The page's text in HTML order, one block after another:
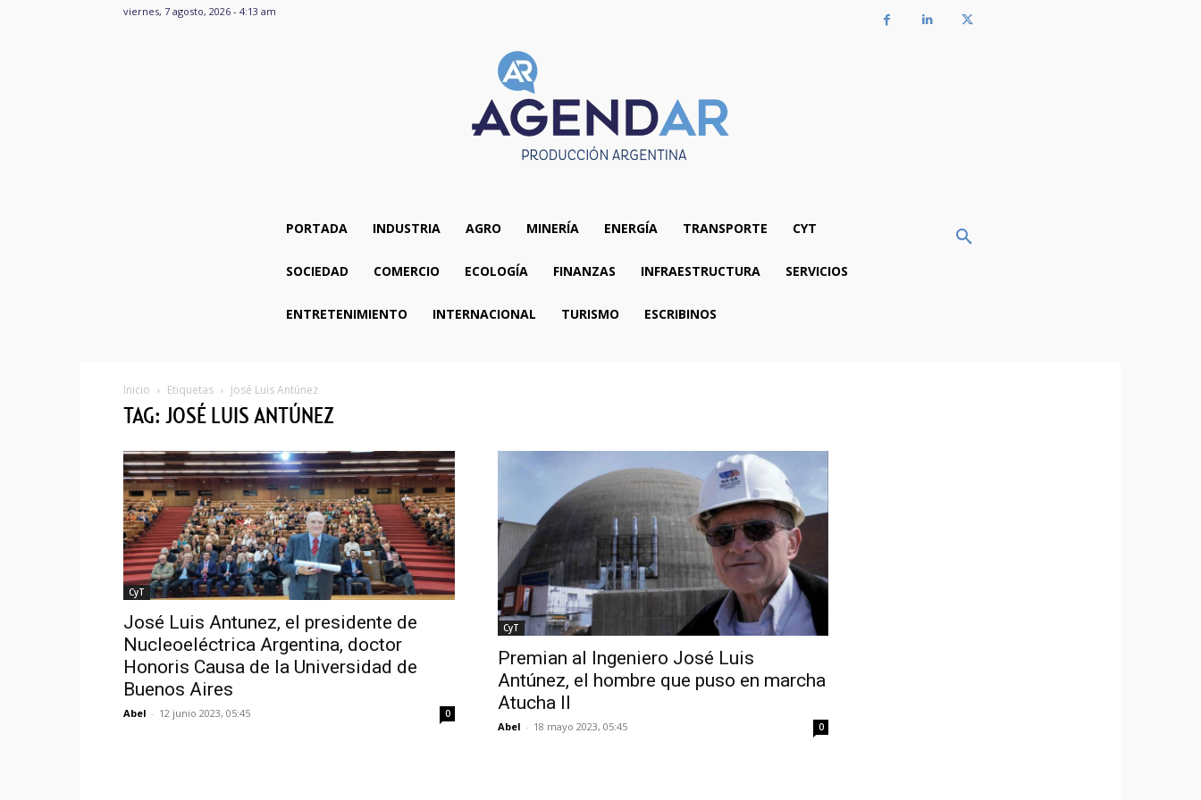
viernes, 7 agosto, 2026 - 4:13 am
PORTADA INDUSTRIA AGRO MINERÍA ENERGÍA TRANSPORTE CYT
SOCIEDAD COMERCIO ECOLOGÍA FINANZAS INFRAESTRUCTURA SERVICIOS
ENTRETENIMIENTO INTERNACIONAL TURISMO ESCRIBINOS
Inicio Etiquetas José Luis Antúnez
TAG: JOSÉ LUIS ANTÚNEZ
CyT
José Luis Antunez, el presidente de
Nucleoeléctrica Argentina, doctor
Honoris Causa de la Universidad de
Buenos Aires
Abel - 12 junio 2023, 05:45 0
CyT
Premian al Ingeniero José Luis
Antúnez, el hombre que puso en marcha
Atucha II
Abel - 18 mayo 2023, 05:45 0